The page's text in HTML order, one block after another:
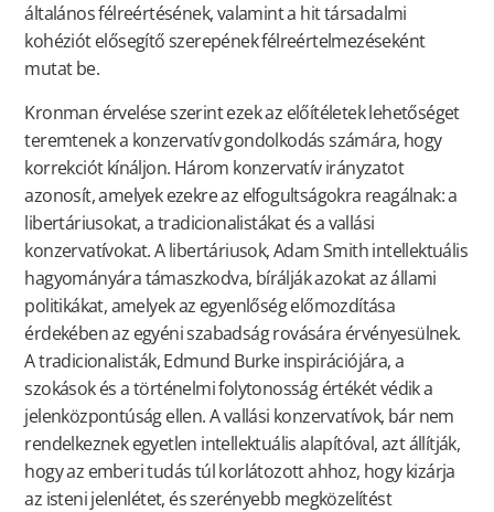
általános félreértésének, valamint a hit társadalmi
kohéziót elősegítő szerepének félreértelmezéseként
mutat be.
Kronman érvelése szerint ezek az előítéletek lehetőséget
teremtenek a konzervatív gondolkodás számára, hogy
korrekciót kínáljon. Három konzervatív irányzatot
azonosít, amelyek ezekre az elfogultságokra reagálnak: a
libertáriusokat, a tradicionalistákat és a vallási
konzervatívokat. A libertáriusok, Adam Smith intellektuális
hagyományára támaszkodva, bírálják azokat az állami
politikákat, amelyek az egyenlőség előmozdítása
érdekében az egyéni szabadság rovására érvényesülnek.
A tradicionalisták, Edmund Burke inspirációjára, a
szokások és a történelmi folytonosság értékét védik a
jelenközpontúság ellen. A vallási konzervatívok, bár nem
rendelkeznek egyetlen intellektuális alapítóval, azt állítják,
hogy az emberi tudás túl korlátozott ahhoz, hogy kizárja
az isteni jelenlétet, és szerényebb megközelítést